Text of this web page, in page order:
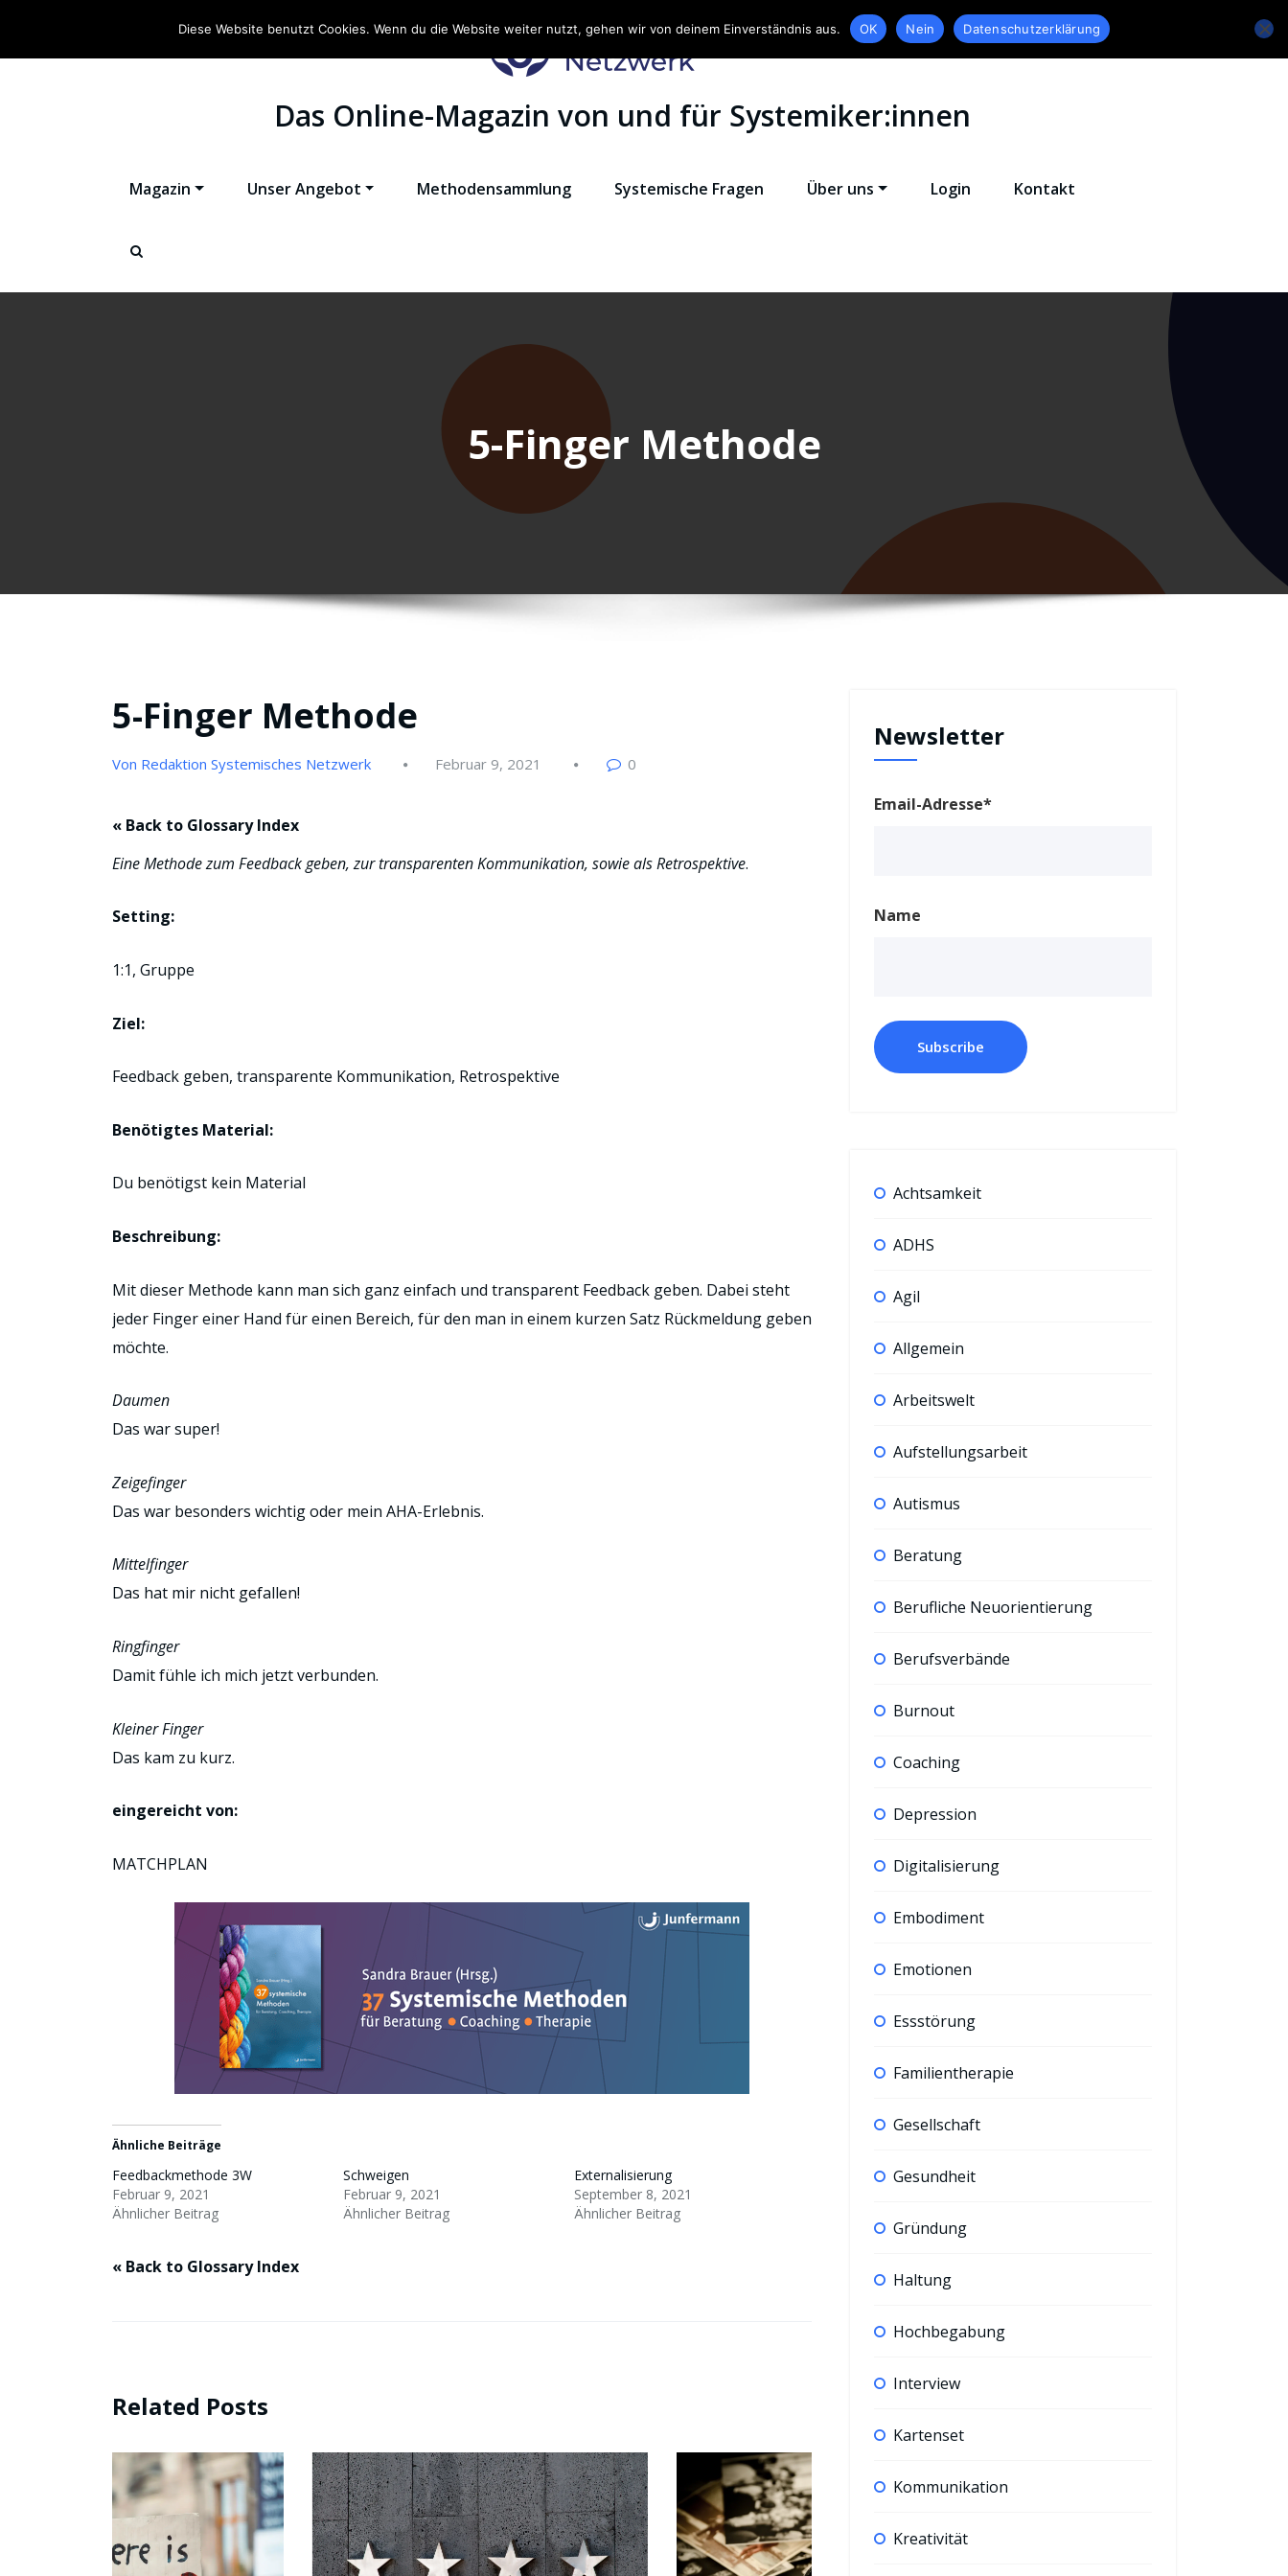
Das Online-Magazin von und für Systemiker:innen
Magazin Unser Angebot Methodensammlung Systemische Fragen Über uns Login Kontakt
5-Finger Methode
5-Finger Methode
Von Redaktion Systemisches Netzwerk Februar 9, 2021 0
« Back to Glossary Index
Eine Methode zum Feedback geben, zur transparenten Kommunikation, sowie als Retrospektive.
Setting:
1:1, Gruppe
Ziel:
Feedback geben, transparente Kommunikation, Retrospektive
Benötigtes Material:
Du benötigst kein Material
Beschreibung:
Mit dieser Methode kann man sich ganz einfach und transparent Feedback geben. Dabei steht
jeder Finger einer Hand für einen Bereich, für den man in einem kurzen Satz Rückmeldung geben
möchte.
Daumen
Das war super!
Zeigefinger
Das war besonders wichtig oder mein AHA-Erlebnis.
Mittelfinger
Das hat mir nicht gefallen!
Ringfinger
Damit fühle ich mich jetzt verbunden.
Kleiner Finger
Das kam zu kurz.
eingereicht von:
MATCHPLAN
Ähnliche Beiträge
Feedbackmethode 3W
Februar 9, 2021
Ähnlicher Beitrag
Schweigen
Februar 9, 2021
Ähnlicher Beitrag
Externalisierung
September 8, 2021
Ähnlicher Beitrag
« Back to Glossary Index
Related Posts
Newsletter
Email-Adresse*
Name
Achtsamkeit
ADHS
Agil
Allgemein
Arbeitswelt
Aufstellungsarbeit
Autismus
Beratung
Berufliche Neuorientierung
Berufsverbände
Burnout
Coaching
Depression
Digitalisierung
Embodiment
Emotionen
Essstörung
Familientherapie
Gesellschaft
Gesundheit
Gründung
Haltung
Hochbegabung
Interview
Kartenset
Kommunikation
Kreativität
Diese Website benutzt Cookies. Wenn du die Website weiter nutzt, gehen wir von deinem Einverständnis aus. OK Nein Datenschutzerklärung